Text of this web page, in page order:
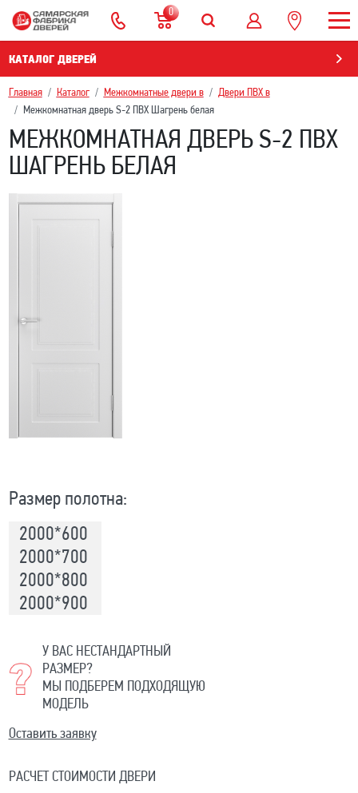
0
КАТАЛОГ ДВЕРЕЙ
Главная Каталог Межкомнатные двери в
Двери ПВХ в
Межкомнатная дверь S-2 ПВХ Шагрень белая
МЕЖКОМНАТНАЯ ДВЕРЬ S-2 ПВХ
ШАГРЕНЬ БЕЛАЯ
Размер полотна:
2000*600
2000*700
2000*800
2000*900
У ВАС НЕСТАНДАРТНЫЙ
РАЗМЕР?
МЫ ПОДБЕРЕМ ПОДХОДЯЩУЮ
МОДЕЛЬ
Оставить заявку
РАСЧЕТ СТОИМОСТИ ДВЕРИ